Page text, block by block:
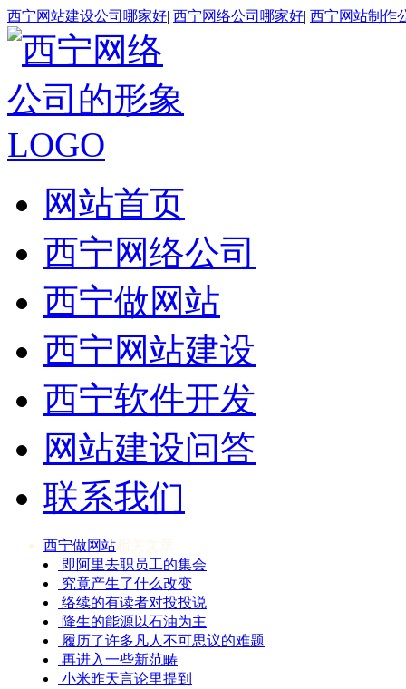
西宁网站建设公司哪家好| 西宁网络公司哪家好| 西宁网站制作
网站首页
西宁网络公司
西宁做网站
西宁网站建设
西宁软件开发
网站建设问答
联系我们
西宁做网站 相关文章
即阿里去职员工的集会
究竟产生了什么改变
络续的有读者对投投说
降生的能源以石油为主
履历了许多凡人不可思议的难题
再进入一些新范畴
小米昨天言论里提到